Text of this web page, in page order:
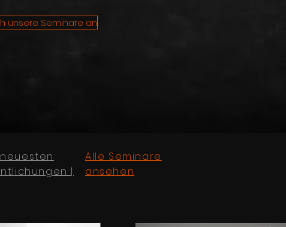
unsere Seminare an
|
Alle Seminare
ansehen